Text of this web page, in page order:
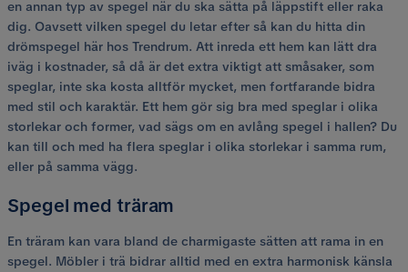
en annan typ av spegel när du ska sätta på läppstift eller raka
dig. Oavsett vilken spegel du letar efter så kan du hitta din
drömspegel här hos Trendrum. Att inreda ett hem kan lätt dra
iväg i kostnader, så då är det extra viktigt att småsaker, som
speglar, inte ska kosta alltför mycket, men fortfarande bidra
med stil och karaktär. Ett hem gör sig bra med speglar i olika
storlekar och former, vad sägs om en avlång spegel i hallen? Du
kan till och med ha flera speglar i olika storlekar i samma rum,
eller på samma vägg.
Spegel med träram
En träram kan vara bland de charmigaste sätten att rama in en
spegel. Möbler i trä bidrar alltid med en extra harmonisk känsla